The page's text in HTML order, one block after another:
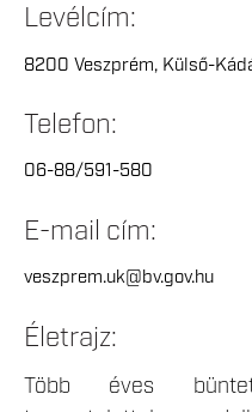
Levélcím:
8200 Veszprém, Külső-
Telefon:
06-88/591-580
E-mail cím:
veszprem.uk@bv.gov.hu
Életrajz:
Több éves